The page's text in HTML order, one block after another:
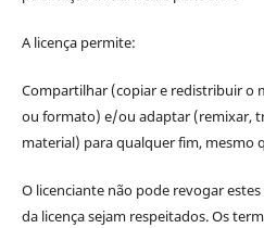
A licença permite:
Compartilhar (copiar e redistribuir o
ou formato) e/ou adaptar (remixar,
material) para qualquer fim, mesmo
O licenciante não pode revogar
da licença sejam respeitados. Os